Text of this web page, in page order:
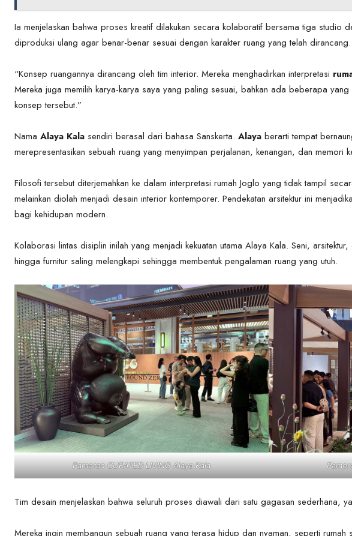
Ia menjelaskan bahwa proses kreatif dilakukan secara kolaboratif bersama tiga studio
diproduksi ulang agar benar-benar sesuai dengan karakter ruang yang telah dirancang.
“Konsep ruangannya dirancang oleh tim interior. Mereka menghadirkan interpretasi
Mereka juga memilih karya-karya saya yang paling sesuai, bahkan ada beberapa
konsep tersebut.”
Nama Alaya Kala sendiri berasal dari bahasa Sanskerta. Alaya berarti tempat
merepresentasikan sebuah ruang yang menyimpan perjalanan, kenangan, dan memori
Filosofi tersebut diterjemahkan ke dalam interpretasi rumah Joglo yang tidak tampil
melainkan diolah menjadi desain interior kontemporer. Pendekatan arsitektur ini
bagi kehidupan modern.
Kolaborasi lintas disiplin inilah yang menjadi kekuatan utama Alaya Kala. Seni,
hingga furnitur saling melengkapi sehingga membentuk pengalaman ruang yang utuh.
Pameran CURATED LIVING Alaya Kala
Tim desain menjelaskan bahwa seluruh proses diawali dari satu gagasan sederhana,
Mereka ingin membangun sebuah ruang yang terasa hidup dan nyaman, seperti